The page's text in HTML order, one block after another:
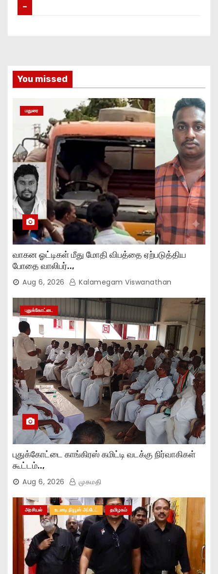
–
You missed
மதுரை
வாகன ஓட்டிகள் மீது மோதி விபத்தை ஏற்படுத்திய
போதை வாலிபர்..,
Aug 6, 2026 Kalamegam Viswanathan
புதுக்கோட்டை
புதுக்கோட்டை காங்கிரஸ் கமிட்டி வடக்கு நிர்வாகிகள்
கூட்டம்..,
Aug 6, 2026 முகமதி
அரசியல் உடனடி நியூஸ் அப்டேட் தமிழகம்